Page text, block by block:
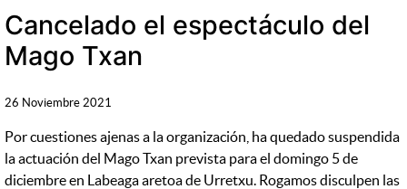
Cancelado el espectáculo del
Mago Txan
26 Noviembre 2021
Por cuestiones ajenas a la organización, ha quedado suspendida
la actuación del Mago Txan prevista para el domingo 5 de
diciembre en Labeaga aretoa de Urretxu. Rogamos disculpen las